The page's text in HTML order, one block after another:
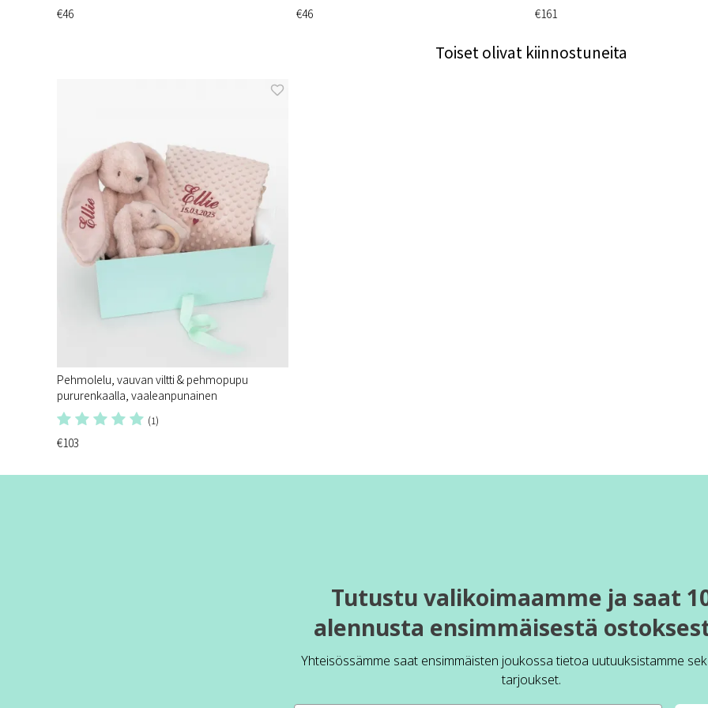
€46 €46 €161
Toiset olivat kiinnostuneita
Pehmolelu, vauvan viltti & pehmopupu
pururenkaalla, vaaleanpunainen
(1)
€103
Tutustu valikoimaamme ja saat
alennusta ensimmäisestä
Yhteisössämme saat ensimmäisten joukossa tietoa uutuuksistamme
tarjoukset.